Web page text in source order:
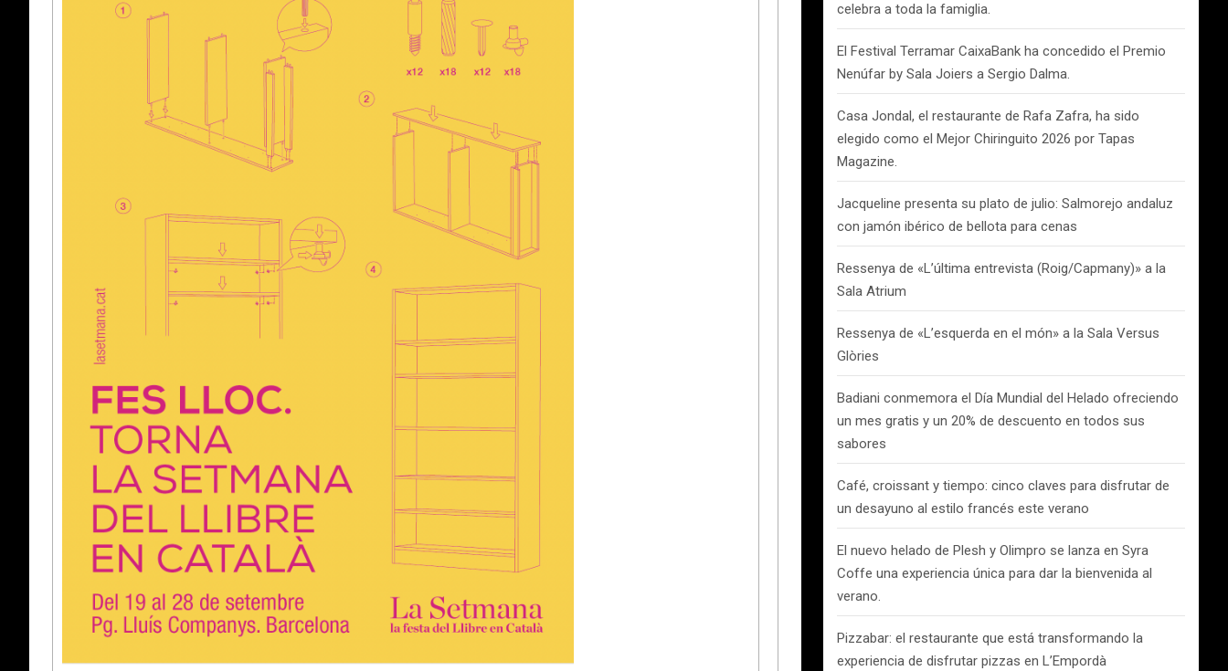
celebra a toda la famiglia.
El Festival Terramar CaixaBank ha concedido el Premio
Nenúfar by Sala Joiers a Sergio Dalma.
Casa Jondal, el restaurante de Rafa Zafra, ha sido
elegido como el Mejor Chiringuito 2026 por Tapas
Magazine.
Jacqueline presenta su plato de julio: Salmorejo andaluz
con jamón ibérico de bellota para cenas
Ressenya de «L’última entrevista (Roig/Capmany)» a la
Sala Atrium
Ressenya de «L’esquerda en el món» a la Sala Versus
Glòries
Badiani conmemora el Día Mundial del Helado ofreciendo
un mes gratis y un 20% de descuento en todos sus
sabores
Café, croissant y tiempo: cinco claves para disfrutar de
un desayuno al estilo francés este verano
El nuevo helado de Plesh y Olimpro se lanza en Syra
Coffe una experiencia única para dar la bienvenida al
verano.
Pizzabar: el restaurante que está transformando la
experiencia de disfrutar pizzas en L’Empordà